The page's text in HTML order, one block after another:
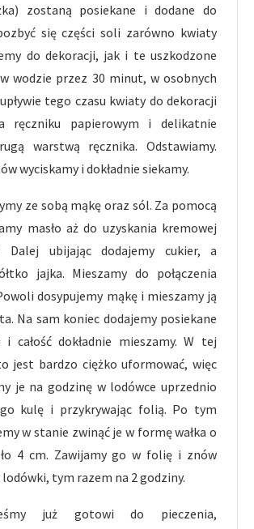
zostaną posiekane i dodane do
się części soli zarówno kwiaty
do dekoracji, jak i te uszkodzone
wodzie przez 30 minut, w osobnych
tego czasu kwiaty do dekoracji
ręczniku papierowym i delikatnie
warstwą ręcznika. Odstawiamy.
wyciskamy i dokładnie siekamy.
ze sobą mąkę oraz sól. Za pomocą
masło aż do uzyskania kremowej
Dalej ubijając dodajemy cukier, a
jajka. Mieszamy do połączenia
dosypujemy mąkę i mieszamy ją
Na sam koniec dodajemy posiekane
całość dokładnie mieszamy. W tej
jest bardzo ciężko uformować, więc
je na godzinę w lodówce uprzednio
kulę i przykrywając folią. Po tym
w stanie zwinąć je w formę wałka o
4 cm. Zawijamy go w folię i znów
lodówki, tym razem na 2 godziny.
już gotowi do pieczenia,